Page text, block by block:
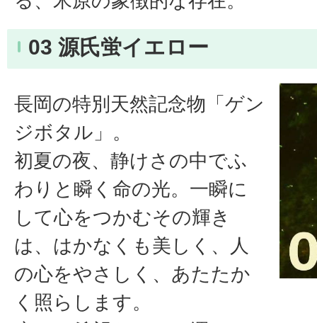
03 源氏蛍イエロー
長岡の特別天然記念物「ゲン
ジボタル」。
初夏の夜、静けさの中でふ
わりと瞬く命の光。一瞬に
して心をつかむその輝き
は、はかなくも美しく、人
の心をやさしく、あたたか
く照らします。